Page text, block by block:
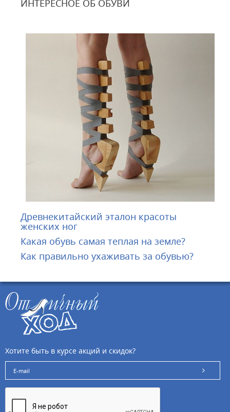
ИНТЕРЕСНОЕ ОБ ОБУВИ
Древнекитайский эталон красоты
женских ног
Какая обувь самая теплая на земле?
Как правильно ухаживать за обувью?
Хотите быть в курсе акций и скидок?